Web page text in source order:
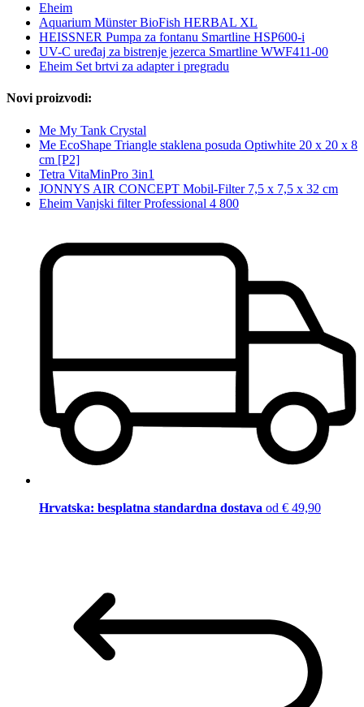
Eheim
Aquarium Münster BioFish HERBAL XL
HEISSNER Pumpa za fontanu Smartline HSP600-i
UV-C uređaj za bistrenje jezerca Smartline WWF411-00
Eheim Set brtvi za adapter i pregradu
Novi proizvodi:
Me My Tank Crystal
Me EcoShape Triangle staklena posuda Optiwhite 20 x 20 x 8
cm [P2]
Tetra VitaMinPro 3in1
JONNYS AIR CONCEPT Mobil-Filter 7,5 x 7,5 x 32 cm
Eheim Vanjski filter Professional 4 800
Hrvatska: besplatna standardna dostava od € 49,90